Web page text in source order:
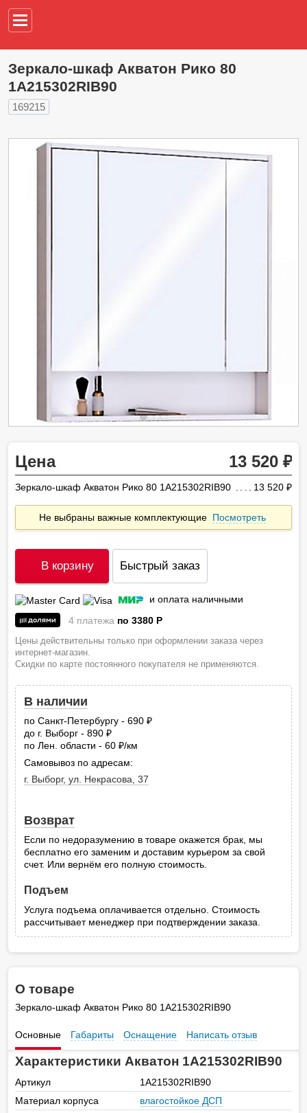
Зеркало-шкаф Акватон Рико 80
1A215302RIB90
169215
Цена 13 520
Зеркало-шкаф Акватон Рико 80 1A215302RIB90 13 520
Не выбраны важные комплектующие Посмотреть
В корзину Быстрый заказ
и оплата наличными
4 платежа по 3380 P
Цены действительны только при оформлении заказа через
интернет-магазин.
Скидки по карте постоянного покупателя не применяются.
В наличии
по Санкт-Петербургу - 690
до г. Выборг - 890
по Лен. области - 60
руб.
/км
Самовывоз по адресам:
г. Выборг, ул. Некрасова, 37
Возврат
Если по недоразумению в товаре окажется брак, мы
бесплатно его заменим и доставим курьером за свой
счет. Или вернём его полную стоимость.
Подъем
Услуга подъема оплачивается отдельно. Стоимость
рассчитывает менеджер при подтверждении заказа.
О товаре
Зеркало-шкаф Акватон Рико 80 1A215302RIB90
Основные Габариты Оснащение Написать отзыв
Характеристики Акватон 1A215302RIB90
Артикул
1A215302RIB90
Материал корпуса
влагостойкое ДСП